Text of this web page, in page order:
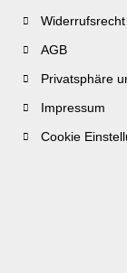
Widerrufsrecht
AGB
Privatsphäre
Impressum
Cookie